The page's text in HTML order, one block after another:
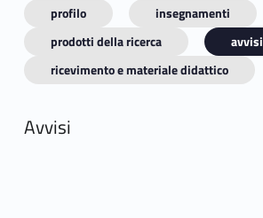
profilo
insegnamenti
prodotti della ricerca
avvisi
ricevimento e materiale didattico
Avvisi